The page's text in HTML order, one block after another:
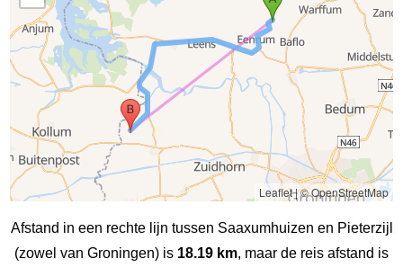
Leaflet|© OpenStreetMap
Afstand in een rechte lijn tussen Saaxumhuizen en Pieterzijl
(zowel van Groningen) is 18.19 km, maar de reis afstand is